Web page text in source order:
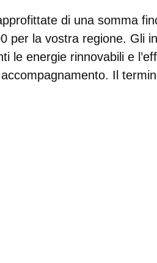
di una somma
per la vostra regione. Gli
le energie rinnovabili e
Il